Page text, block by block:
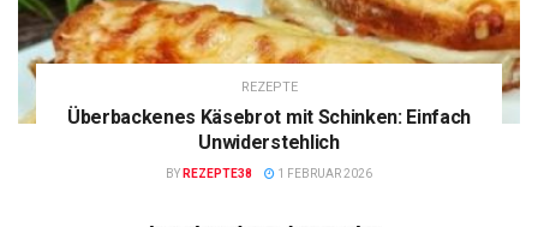
REZEPTE
Überbackenes Käsebrot mit Schinken: Einfach
Unwiderstehlich
BY REZEPTE38 1 FEBRUAR 2026